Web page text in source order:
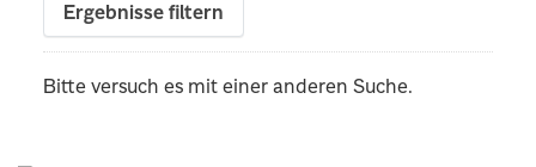
Ergebnisse filtern
Bitte versuch es mit einer anderen Suche.